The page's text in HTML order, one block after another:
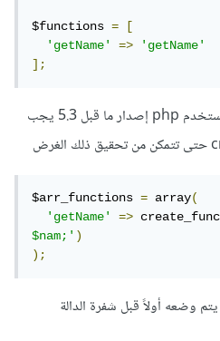
$functions =
[
'getName'
=>
'getName'
];
ولكن يجب مﻻحظة أنك إن كنت تستخدم php إصدار ما قبل 5.3 يجب
$arr_functions = array(
'getName'
=>
$nam;')
);